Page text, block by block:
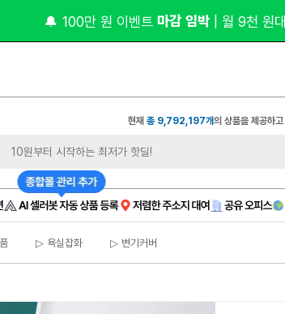
오너클랜 쇼핑몰 대표 연합 카페 🎉가입
현재총 9,792,197개의 상품을 제공하
▷ 욕실잡화 ▷ 변기커버